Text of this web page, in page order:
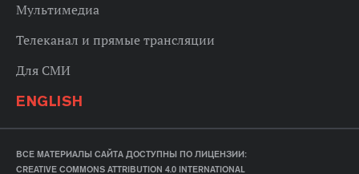
Мультимедиа
Телеканал и прямые трансляции
Для СМИ
ENGLISH
ВСЕ МАТЕРИАЛЫ САЙТА ДОСТУПНЫ ПО ЛИЦЕНЗИИ:
CREATIVE COMMONS ATTRIBUTION 4.0 INTERNATIONAL